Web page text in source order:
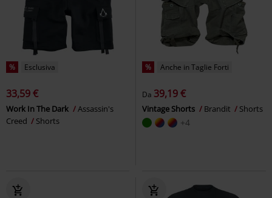
% Esclusiva
33,59 €
Work In The Dark
Assassin's
Creed
Shorts
% Anche in Taglie Forti
Da 39,19 €
Vintage Shorts Brandit Shorts
+4